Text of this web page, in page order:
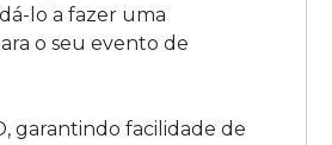
lo a fazer uma
o seu evento de
garantindo facilidade de